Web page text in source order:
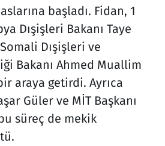
başladı. Fidan, 1
Dışişleri Bakanı Taye
Dışişleri ve
Bakanı Ahmed Muallim
araya getirdi. Ayrıca
Güler ve MİT Başkanı
süreç de mekik